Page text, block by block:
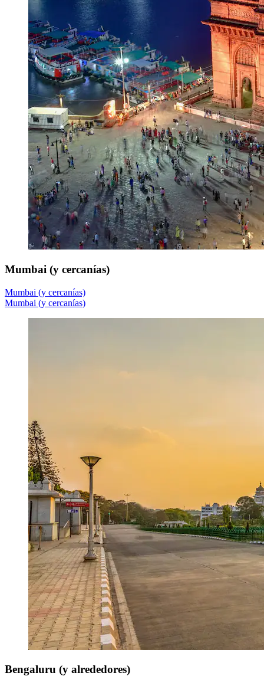
Mumbai (y cercanías)
Mumbai (y cercanías)
Mumbai (y cercanías)
Bengaluru (y alrededores)